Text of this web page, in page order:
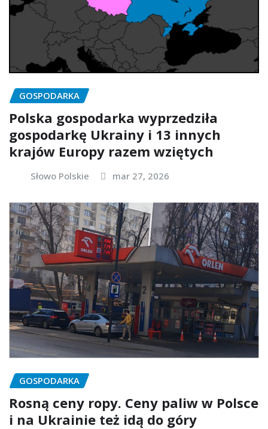
GOSPODARKA
Polska gospodarka wyprzedziła
gospodarkę Ukrainy i 13 innych
krajów Europy razem wziętych
Słowo Polskie mar 27, 2026
GOSPODARKA
Rosną ceny ropy. Ceny paliw w Polsce
i na Ukrainie też idą do góry